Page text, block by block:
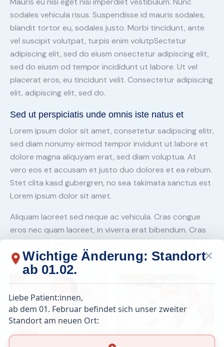
sodales vehicula risus. Suspendisse id mauris sodales,
blandit tortor eu, sodales justo. Morbi tincidunt, ante
vel suscipit volutpat, turpis enim volutpSectetur
adipiscing elit, sed do eiusm onsectetur adipiscing elit,
sed do eiusm od tempor incididunt ut labore. Ut vel
placerat eros, eu tincidunt velit. Consectetur adipiscing
elit, adipiscing elit, sed do.
Sed ut perspiciatis unde omnis iste natus et
Lorem ipsum dolor sit amet, consetetur sadipscing elitr,
sed diam nonumy eirmod tempor invidunt ut labore et
dolore magna aliquyam erat, sed diam voluptua. At
vero eos et accusam et justo duo dolores et ea rebum.
Stet clita kasd gubergren, no sea takimata sanctus est
Lorem ipsum dolor sit amet.
Aliquam laoreet sed neque ac vehicula. Cras congue
eros nec quam laoreet, in viverra erat bibendum. Cras
turpis urna, vulputate at est vitae, posuere lobortis
erat.
×
Wichtige Änderung: Standort
ab 01.02.
Liebe Patient:innen,
ab dem 01. Februar befindet sich unser zweiter
Standort am neuen Ort: